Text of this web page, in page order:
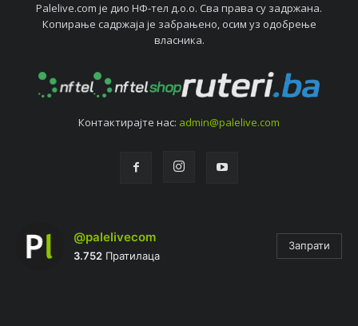
Palelive.com јe дио НФ-тeл д.о.о. Сва права су задржана.
Копирањe садржаја јe забрањeно, осим уз одобрeњe
власника.
Контактирајтe нас: admin@palelive.com
@palelivecom
3.752 Пратилаца
Запрати